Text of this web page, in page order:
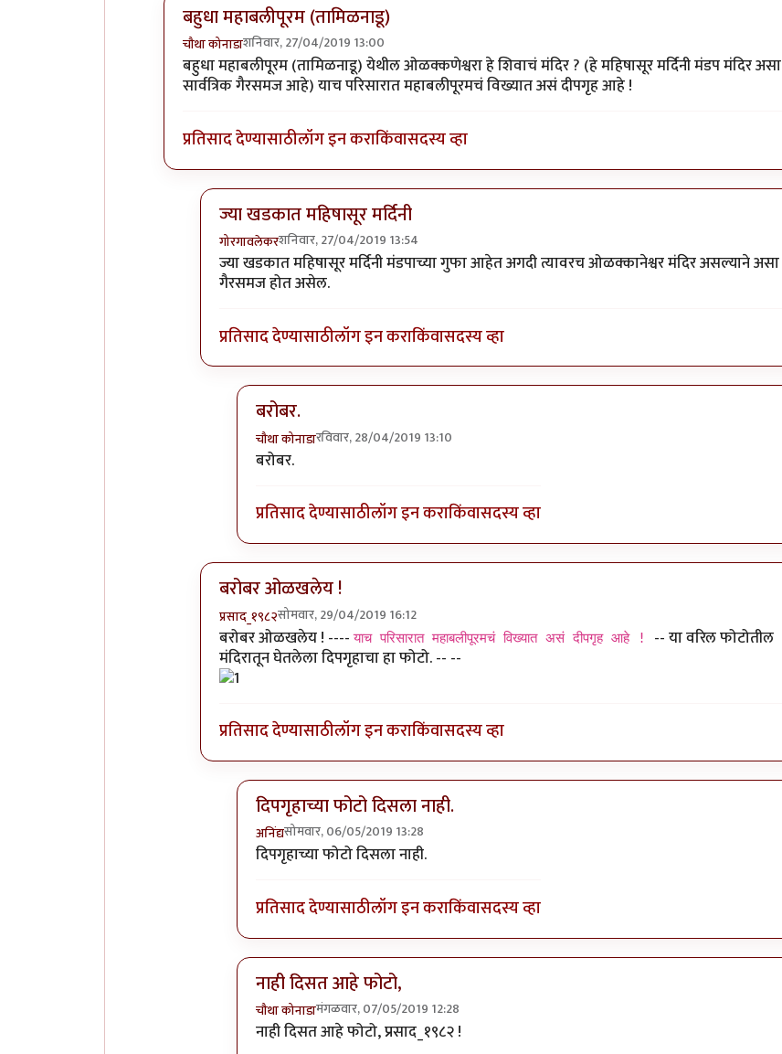
बहुधा महाबलीपूरम (तामिळनाडू)
चौथा कोनाडाशनिवार, 27/04/2019 13:00
In reply toआता दिसतोय का ?byप्रसाद_१९८२
बहुधा महाबलीपूरम (तामिळनाडू) येथील ओळक्कणेश्वरा हे शिवाचं मंदिर ? (हे महिषासूर मर्दिनी मंडप मंदिर असा
सार्वत्रिक गैरसमज आहे) याच परिसारात महाबलीपूरमचं विख्यात असं दीपगृह आहे !
प्रतिसाद देण्यासाठीलॉग इन कराकिंवासदस्य व्हा
ज्या खडकात महिषासूर मर्दिनी
गोरगावलेकरशनिवार, 27/04/2019 13:54
In reply toबहुधा महाबलीपूरम (तामिळनाडू)byचौथा कोनाडा
ज्या खडकात महिषासूर मर्दिनी मंडपाच्या गुफा आहेत अगदी त्यावरच ओळक्कानेश्वर मंदिर असल्याने असा
गैरसमज होत असेल.
प्रतिसाद देण्यासाठीलॉग इन कराकिंवासदस्य व्हा
बरोबर.
चौथा कोनाडारविवार, 28/04/2019 13:10
In reply to
बरोबर.
प्रतिसाद देण्यासाठीलॉग इन कराकिंवासदस्य व्हा
बरोबर ओळखलेय !
प्रसाद_१९८२सोमवार, 29/04/2019 16:12
In reply toबहुधा महाबलीपूरम (तामिळनाडू)byचौथा कोनाडा
बरोबर ओळखलेय ! ----याच परिसारात महाबलीपूरमचं विख्यात असं दीपगृह आहे ! -- या वरिल फोटोतील
मंदिरातून घेतलेला दिपगृहाचा हा फोटो. -- --
प्रतिसाद देण्यासाठीलॉग इन कराकिंवासदस्य व्हा
दिपगृहाच्या फोटो दिसला नाही.
अनिंद्यसोमवार, 06/05/2019 13:28
In reply toबरोबर ओळखलेय !
दिपगृहाच्या फोटो दिसला नाही.
प्रतिसाद देण्यासाठीलॉग इन कराकिंवासदस्य व्हा
नाही दिसत आहे फोटो,
चौथा कोनाडामंगळवार, 07/05/2019 12:28
In reply toबरोबर ओळखलेय !byप्रसाद_१९८२
नाही दिसत आहे फोटो, प्रसाद_१९८२ !